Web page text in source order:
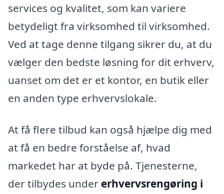
services og kvalitet, som kan variere
betydeligt fra virksomhed til virksomhed.
Ved at tage denne tilgang sikrer du, at du
vælger den bedste løsning for dit erhverv,
uanset om det er et kontor, en butik eller
en anden type erhvervslokale.
At få flere tilbud kan også hjælpe dig med
at få en bedre forståelse af, hvad
markedet har at byde på. Tjenesterne,
der tilbydes under erhvervsrengøring i